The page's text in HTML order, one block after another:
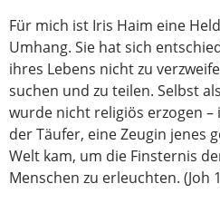
Für mich ist Iris Haim eine
Umhang. Sie hat sich
ihres Lebens nicht zu
suchen und zu teilen. Selbst
wurde nicht religiös erzogen –
der Täufer, eine Zeugin jenes
Welt kam, um die Finsternis
Menschen zu erleuchten. (Joh